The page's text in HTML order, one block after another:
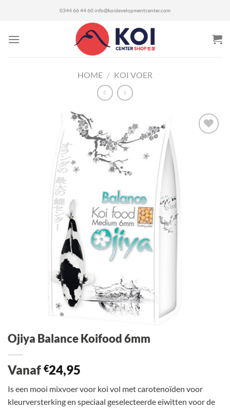
0344 66 44 60 info@koidevelopmentcenter.com
HOME / KOI VOER
Ojiya Balance Koifood 6mm
Vanaf €24,95
Is een mooi mixvoer voor koi vol met carotenoïden voor
kleurversterking en speciaal geselecteerde eiwitten voor de